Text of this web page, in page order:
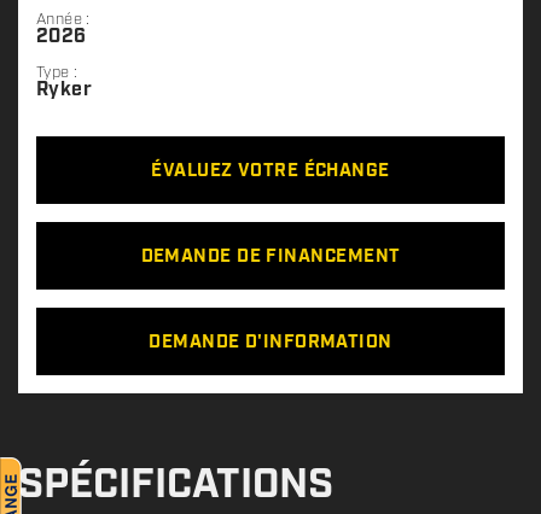
Année :
2026
Type :
Ryker
ÉVALUEZ VOTRE ÉCHANGE
DEMANDE DE FINANCEMENT
DEMANDE D'INFORMATION
SPÉCIFICATIONS